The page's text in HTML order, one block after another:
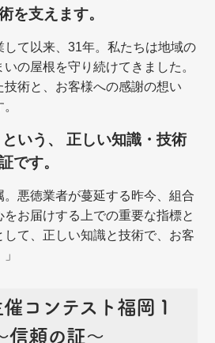
を支えます。
して以来、31年。私たちは地域の
の屋根を守り続けてきました。
術と、お客様への感謝の想い
いう、 正しい知識・技術
です。
。悪徳業者が蔓延する昨今、組合
お届けする上での重要な指標と
て、正しい知識と技術で、お客
コンテスト福岡１
信頼の証～